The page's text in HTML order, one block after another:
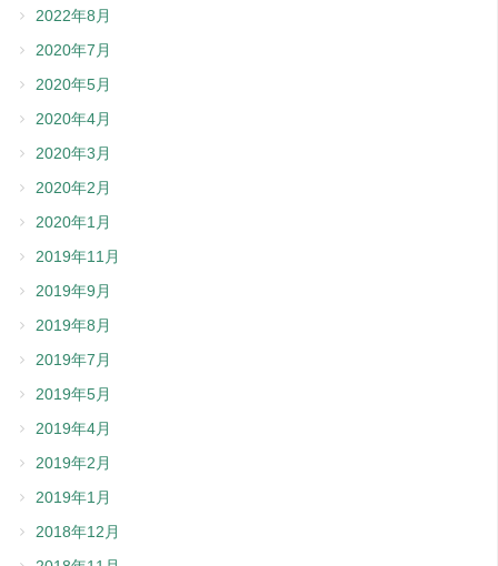
2022年8月
2020年7月
2020年5月
2020年4月
2020年3月
2020年2月
2020年1月
2019年11月
2019年9月
2019年8月
2019年7月
2019年5月
2019年4月
2019年2月
2019年1月
2018年12月